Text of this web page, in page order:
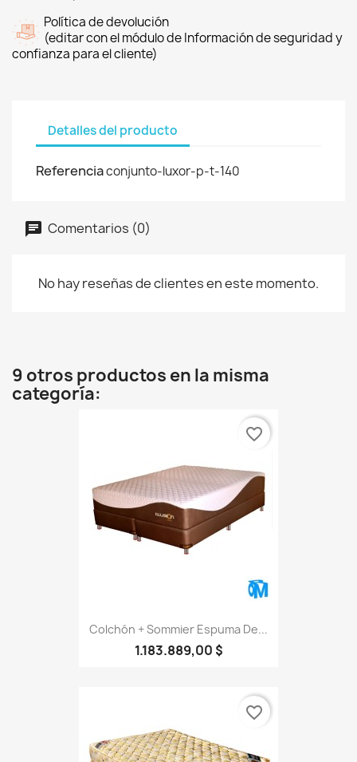
Política de devolución
(editar con el módulo de Información de seguridad y
confianza para el cliente)
Detalles del producto
Referenciaconjunto-luxor-p-t-140
Comentarios (0)
No hay reseñas de clientes en este momento.
9 otros productos en la misma
categoría:
Colchón + Sommier Espuma De...
1.183.889,00 $
favorite_border
favorite_border